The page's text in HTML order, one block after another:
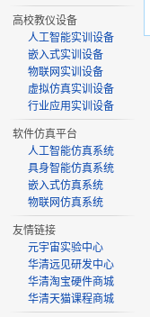
高校教仪设备
人工智能实训设备
嵌入式实训设备
物联网实训设备
虚拟仿真实训设备
行业应用实训设备
软件仿真平台
人工智能仿真系统
具身智能仿真系统
嵌入式仿真系统
物联网仿真系统
友情链接
元宇宙实验中心
华清远见研发中心
华清淘宝硬件商城
华清天猫课程商城